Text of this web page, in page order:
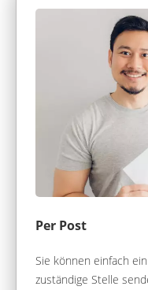
Per Post
Sie können einfach
zuständige Stelle